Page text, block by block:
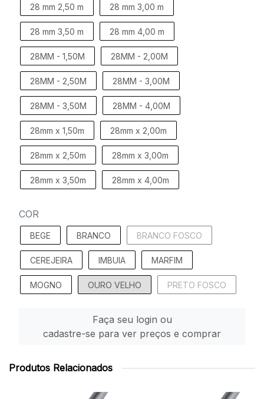
28 mm 2,50 m 28 mm 3,00 m
28 mm 3,50 m 28 mm 4,00 m
28MM - 1,50M 28MM - 2,00M
28MM - 2,50M 28MM - 3,00M
28MM - 3,50M 28MM - 4,00M
28mm x 1,50m 28mm x 2,00m
28mm x 2,50m 28mm x 3,00m
28mm x 3,50m 28mm x 4,00m
COR
BEGE BRANCO BRANCO FOSCO
CEREJEIRA IMBUIA MARFIM
MOGNO OURO VELHO PRETO FOSCO
Faça seu login ou
cadastre-se para ver preços e comprar
Produtos Relacionados